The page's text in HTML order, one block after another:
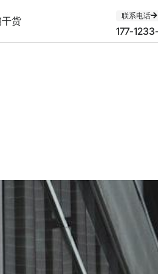
货 联系电话
177-